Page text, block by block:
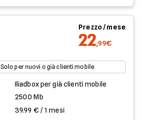
Prezzo / mese
22,99€
Solo per nuovi o già clienti mobile
Iliadbox per già clienti mobile
2500 Mb
39.99 € / 1 mesi